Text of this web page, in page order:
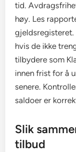
tid.
høy. Les
gjeldsregisteret.
hvis de ikke
tilbydere som
innen frist for å
senere.
saldoer er
Slik
tilbud